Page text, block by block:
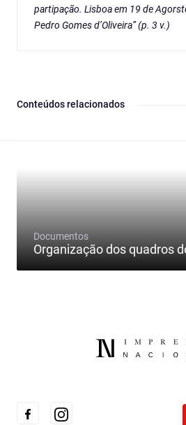
partipação. Lisboa em 19 de
Pedro Gomes d’Oliveira” (p. 3 v.)
Conteúdos relacionados
Documentos
Organização dos quadros